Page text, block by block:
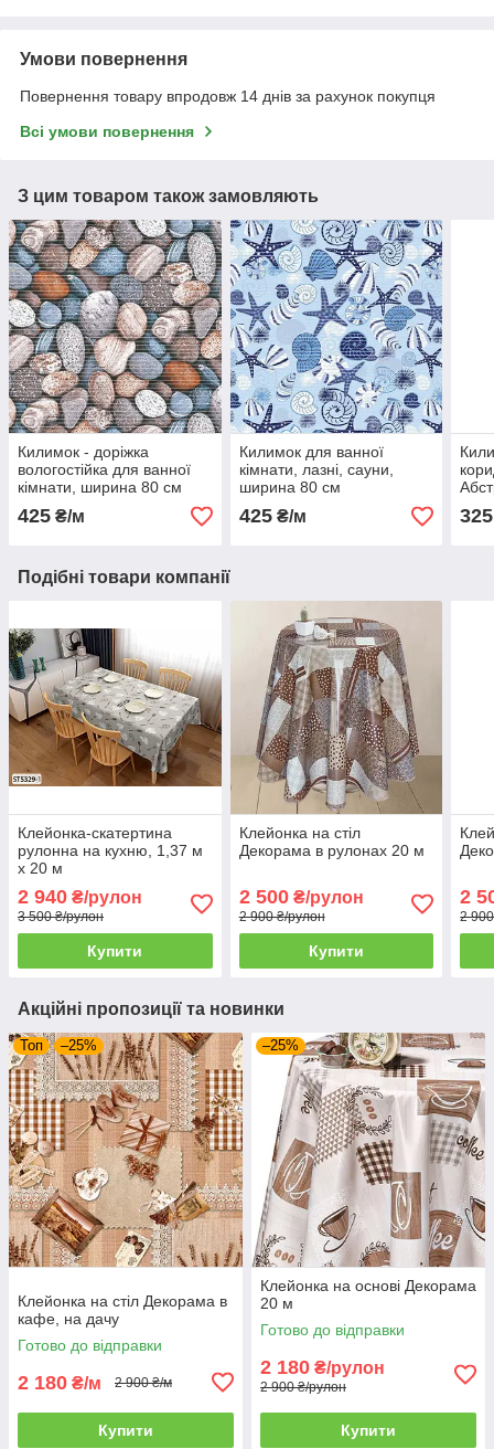
Умови повернення
Повернення товару впродовж 14 днів за рахунок покупця
Всі умови повернення
З цим товаром також замовляють
Килимок - доріжка
вологостійка для ванної
кімнати, ширина 80 см
425 ₴/м
Килимок для ванної
кімнати, лазні, сауни,
ширина 80 см
425₴/м 325
Подібні товари компанії
Клейонка-скатертина
рулонна на кухню, 1,37 м
х 20 м
2 940 ₴/рулон
3 500 ₴/рулон
Купити
Клейонка на стіл
Декорама в рулонах 20 м
2 500₴/рулон
2 900 ₴/рулон
Купити
2
2
Акційні пропозиції та новинки
Топ –25%
Клейонка на стіл Декорама в
кафе, на дачу
Готово до відправки
2 180 ₴/м 2 900 ₴/м
Купити
–25%
Клейонка на основі Декорама
20 м
Готово до відправки
2 180 ₴/рулон
2 900 ₴/рулон
Купити